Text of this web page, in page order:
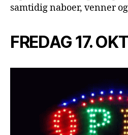
samtidig naboer, venner
FREDAG 17.